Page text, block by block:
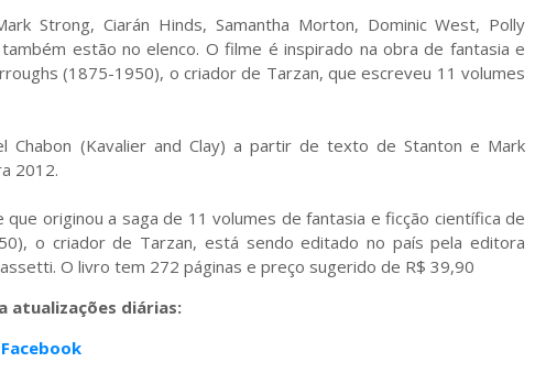
Strong, Ciarán Hinds, Samantha Morton, Dominic West, Polly
estão no elenco. O filme é inspirado na obra de fantasia e
(1875-1950), o criador de Tarzan, que escreveu 11 volumes
(Kavalier and Clay) a partir de texto de Stanton e Mark
2012.
que originou a saga de 11 volumes de fantasia e ficção científica de
o criador de Tarzan, está sendo editado no país pela editora
O livro tem 272 páginas e preço sugerido de R$ 39,90
atualizações diárias:
Facebook